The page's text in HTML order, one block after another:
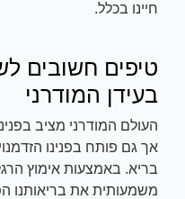
חיינו בכלל.
טיפים חשובים
בעידן המודרני
העולם המודרני מציב
אך גם פותח בפנינו
בריא. באמצעות אימוץ
משמעותית את בריאותנו